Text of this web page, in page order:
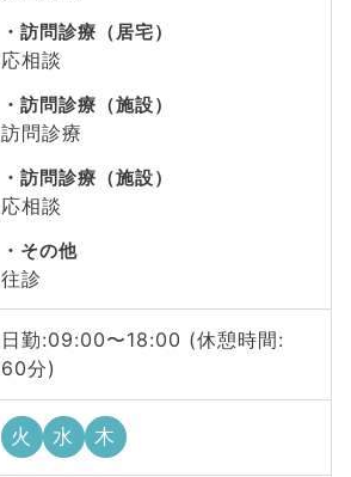
訪問診療（居宅）
応相談
訪問診療（施設）
訪問診療
訪問診療（施設）
応相談
その他
往診
日勤:09:00〜18:00 (休憩時間:
60分)
火 水 木